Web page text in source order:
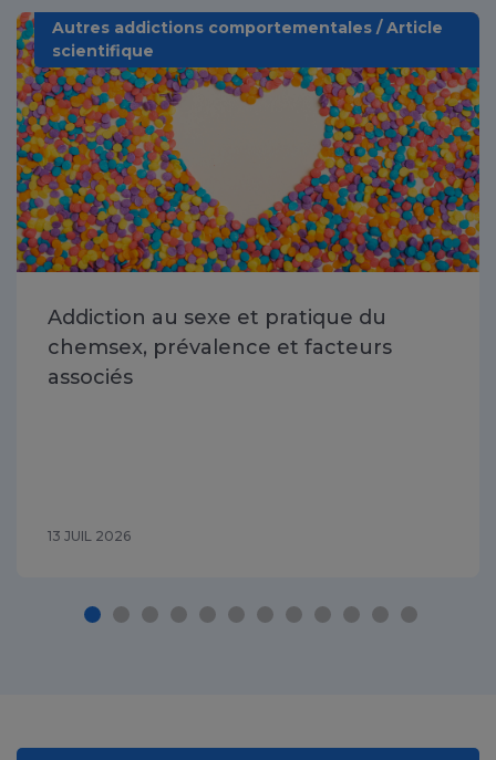
Autres addictions comportementales / Article
scientifique
Addiction au sexe et pratique du
chemsex, prévalence et facteurs
associés
13 JUIL 2026